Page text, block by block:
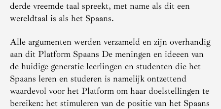
derde vreemde taal spreekt, met name als dit een
wereldtaal is als het Spaans.
Alle argumenten werden verzameld en zijn overhandig
aan dit Platform Spaans De meningen en ideeen van
de huidige generatie leerlingen en studenten die het
Spaans leren en studeren is namelijk ontzettend
waardevol voor het Platform om haar doelstellingen te
bereiken: het stimuleren van de positie van het Spaans